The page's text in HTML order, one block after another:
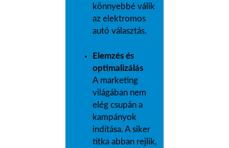
könnyebbé válik
az elektromos
autó választás.
Elemzés és
optimalizálás
A marketing
világában nem
elég csupán a
kampányok
indítása. A siker
titka abban rejlik,